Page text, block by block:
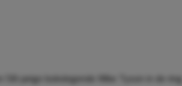
58-jarige bokslegende Mike Tyson in de ring